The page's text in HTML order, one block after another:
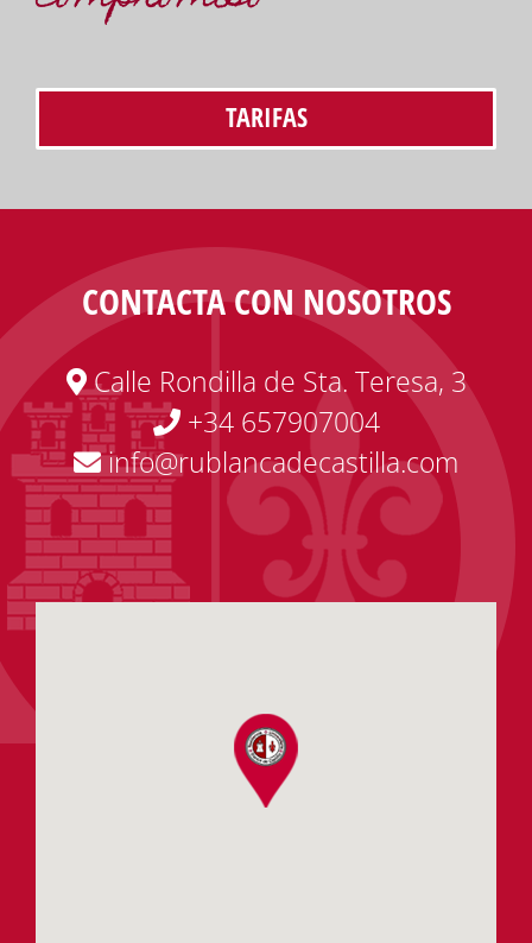
TARIFAS
CONTACTA CON NOSOTROS
Calle Rondilla de Sta. Teresa, 3
+34 657907004
info@rublancadecastilla.com